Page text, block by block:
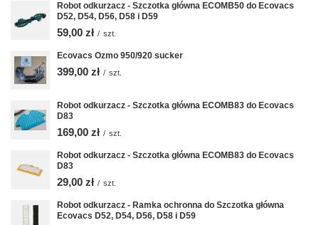
Robot odkurzacz - Szczotka główna ECOMB50 do Ecovacs
D52, D54, D56, D58 i D59
59,00 zł / szt.
Ecovacs Ozmo 950/920 sucker
399,00 zł / szt.
Robot odkurzacz - Szczotka główna ECOMB83 do Ecovacs
D83
169,00 zł / szt.
Robot odkurzacz - Szczotka główna ECOMB83 do Ecovacs
D83
29,00 zł / szt.
Robot odkurzacz - Ramka ochronna do Szczotka główna
Ecovacs D52, D54, D56, D58 i D59